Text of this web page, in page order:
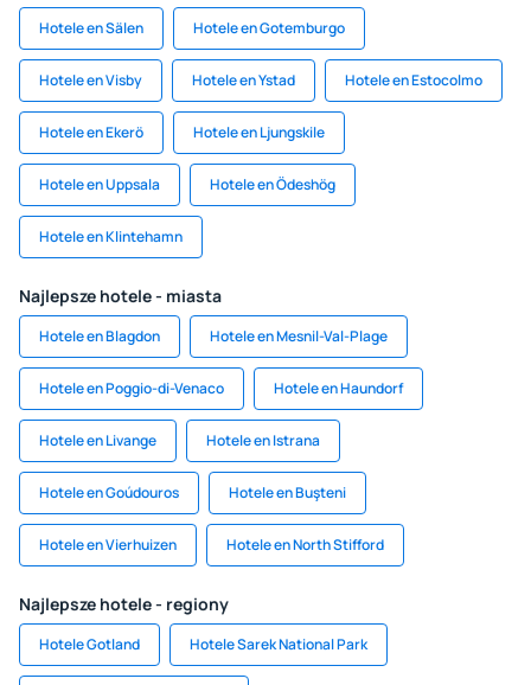
Hotele en Sälen Hotele en Gotemburgo
Hotele en Visby Hotele en Ystad Hotele en Estocolmo
Hotele en Ekerö Hotele en Ljungskile
Hotele en Uppsala Hotele en Ödeshög
Hotele en Klintehamn
Najlepsze hotele - miasta
Hotele en Blagdon Hotele en Mesnil-Val-Plage
Hotele en Poggio-di-Venaco Hotele en Haundorf
Hotele en Livange Hotele en Istrana
Hotele en Goúdouros Hotele en Buşteni
Hotele en Vierhuizen Hotele en North Stifford
Najlepsze hotele - regiony
Hotele Gotland Hotele Sarek National Park